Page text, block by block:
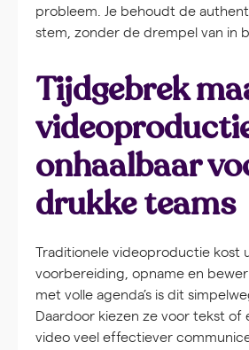
probleem. Je behoudt de
stem, zonder de drempel van in
Tijdgebrek
onhaalbaar
drukke teams
Traditionele videoproductie kost
voorbereiding, opname en
met volle agenda’s is dit
Daardoor kiezen ze voor tekst of
video veel effectiever